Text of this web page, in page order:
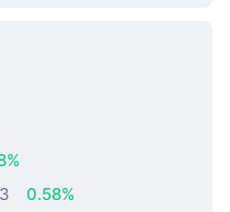
アセット
0.58%